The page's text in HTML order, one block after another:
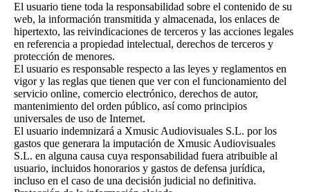
El usuario tiene toda la responsabilidad sobre el contenido de su
web, la información transmitida y almacenada, los enlaces de
hipertexto, las reivindicaciones de terceros y las acciones legales
en referencia a propiedad intelectual, derechos de terceros y
protección de menores.
El usuario es responsable respecto a las leyes y reglamentos en
vigor y las reglas que tienen que ver con el funcionamiento del
servicio online, comercio electrónico, derechos de autor,
mantenimiento del orden público, así como principios
universales de uso de Internet.
El usuario indemnizará a Xmusic Audiovisuales S.L. por los
gastos que generara la imputación de Xmusic Audiovisuales
S.L. en alguna causa cuya responsabilidad fuera atribuible al
usuario, incluidos honorarios y gastos de defensa jurídica,
incluso en el caso de una decisión judicial no definitiva.